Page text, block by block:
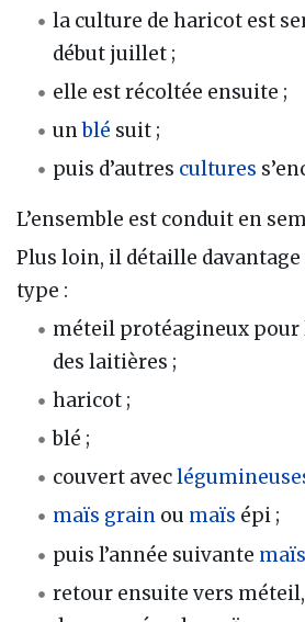
la culture de haricot est
début juillet ;
elle est récoltée ensuite ;
unblé suit ;
puis d’autres cultures
L’ensemble est conduit en
Plus loin, il détaille
type :
méteil protéagineux pour
des laitières ;
haricot ;
blé ;
couvert avec
maïs grain ou maïs épi ;
puis l’année suivante
retour ensuite vers